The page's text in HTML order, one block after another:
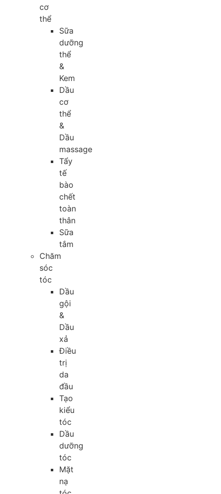
cơ
thể
Sữa
dưỡng
thể
&
Kem
Dầu
cơ
thể
&
Dầu
massage
Tẩy
tế
bào
chết
toàn
thân
Sữa
tắm
Chăm
sóc
tóc
Dầu
gội
&
Dầu
xả
Điều
trị
da
đầu
Tạo
kiểu
tóc
Dầu
dưỡng
tóc
Mặt
nạ